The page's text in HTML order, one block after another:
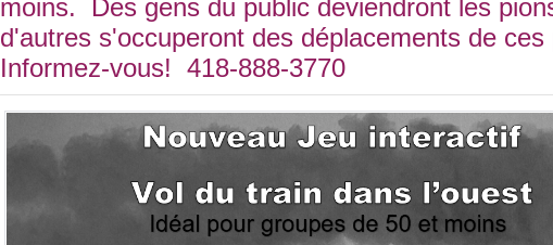
moins. Des gens du public deviendront les
d'autres s'occuperont des déplacements de ces
Informez-vous! 418-888-3770